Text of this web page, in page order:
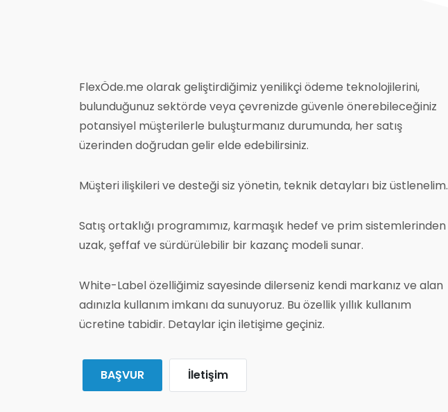
FlexÖde.me olarak geliştirdiğimiz yenilikçi ödeme teknolojilerini,
bulunduğunuz sektörde veya çevrenizde güvenle önerebileceğiniz
potansiyel müşterilerle buluşturmanız durumunda, her satış
üzerinden doğrudan gelir elde edebilirsiniz.
Müşteri ilişkileri ve desteği siz yönetin, teknik detayları biz üstlenelim.
Satış ortaklığı programımız, karmaşık hedef ve prim sistemlerinden
uzak, şeffaf ve sürdürülebilir bir kazanç modeli sunar.
White-Label özelliğimiz sayesinde dilerseniz kendi markanız ve alan
adınızla kullanım imkanı da sunuyoruz. Bu özellik yıllık kullanım
ücretine tabidir. Detaylar için iletişime geçiniz.
BAŞVUR İletişim